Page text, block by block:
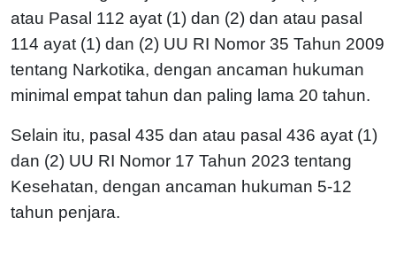
atau Pasal 112 ayat (1) dan (2) dan atau pasal
114 ayat (1) dan (2) UU RI Nomor 35 Tahun 2009
tentang Narkotika, dengan ancaman hukuman
minimal empat tahun dan paling lama 20 tahun.
Selain itu, pasal 435 dan atau pasal 436 ayat (1)
dan (2) UU RI Nomor 17 Tahun 2023 tentang
Kesehatan, dengan ancaman hukuman 5-12
tahun penjara.